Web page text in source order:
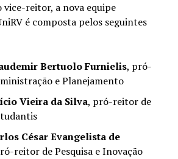
reitor, a nova equipe
é composta pelos seguintes
Bertuolo Furnielis, pró-
e Planejamento
Vieira da Silva, pró-reitor de
César Evangelista de
reitor de Pesquisa e Inovação